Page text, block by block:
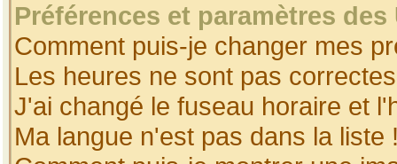
Préférences et paramètres
Comment puis-je changer mes
Les heures ne sont pas
J'ai changé le fuseau horaire et
Ma langue n'est pas dans la liste